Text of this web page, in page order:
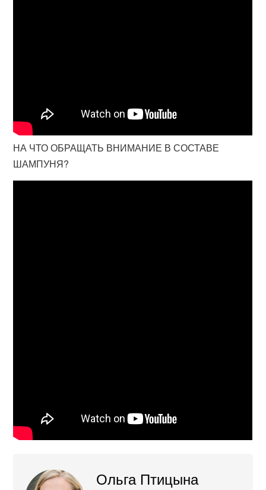
НА ЧТО ОБРАЩАТЬ ВНИМАНИЕ В СОСТАВЕ
ШАМПУНЯ?
Ольга Птицына